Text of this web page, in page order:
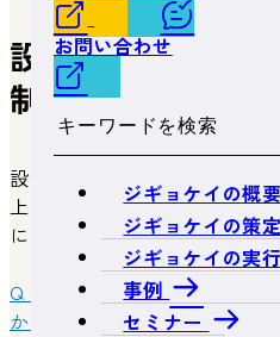
お問い合わせ
サイト内検索
ジギョケイの概要
ジギョケイの策定
ジギョケイの実
事例
セミナー
設備の修繕等を
制の対象ですか。
設備の修繕等は対象となりま
上げするために取得等をする
において対象となりますので
Q「架台」はどのような場合
か。